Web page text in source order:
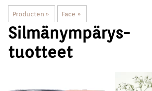
Producten ‪» Face ‪»
Silmänympärys-
tuotteet